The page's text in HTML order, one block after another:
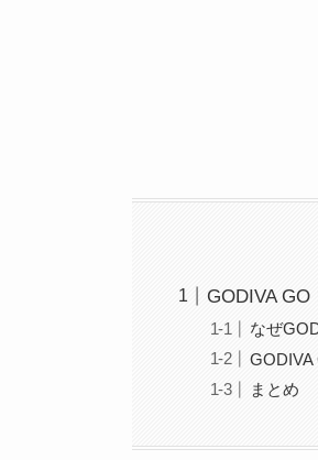
GODIVA
なぜ
GODIVA
まとめ